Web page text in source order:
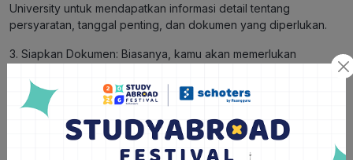
University untuk mendapatkan informasi detail tentang
persyaratan, tanggal penting, dan dokumen yang diperlukan.
3. Siapkan Dokumen: Biasanya, kamu akan memerlukan
tujuan studi, serta bukti kemampuan bahasa (seperti TOEFL atau
IELTS) tergantung program yang kamu pilih.
4. Kirimkan Aplikasi: Ikuti petunjuk pada website untuk
mengirimkan aplikasi online. Pastikan semua dokumen yang